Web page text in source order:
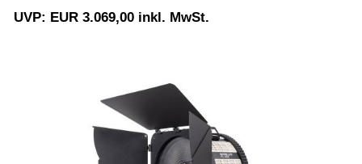
UVP: EUR 3.069,00 inkl. MwSt.